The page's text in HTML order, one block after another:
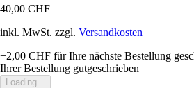
40,00 CHF
inkl. MwSt. zzgl. Versandkosten
+2,00 CHF für Ihre nächste Bestellung
Ihrer Bestellung gutgeschrieben
Loading...